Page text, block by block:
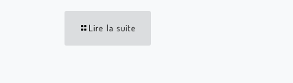
Lire la suite